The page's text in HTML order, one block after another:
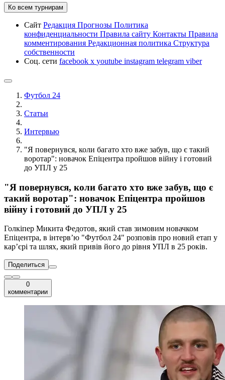
Ко всем турнирам
Сайт Редакция Прогнозы Политика
конфиденциальности Правила сайту Контакты Правила
комментирования Редакционная политика Структура
собственности
Соц. сети facebook x youtube instagram telegram viber
Футбол 24
Статьи
Интервью
"Я повернувся, коли багато хто вже забув, що є такий
воротар": новачок Епіцентра пройшов війну і готовий
до УПЛ у 25
"Я повернувся, коли багато хто вже забув, що є
такий воротар": новачок Епіцентра пройшов
війну і готовий до УПЛ у 25
Голкіпер Микита Федотов, який став зимовим новачком
Епіцентра, в інтерв’ю "Футбол 24" розповів про новий етап у
кар’єрі та шлях, який привів його до рівня УПЛ в 25 років.
Поделиться
0
комментарии